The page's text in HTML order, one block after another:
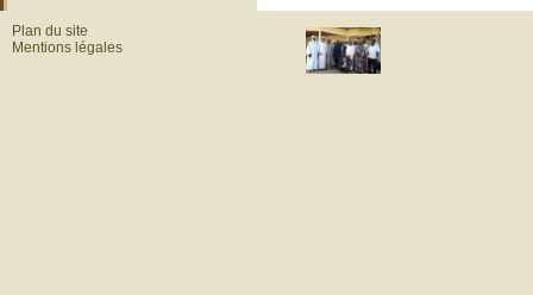
Plan du site
Mentions légales